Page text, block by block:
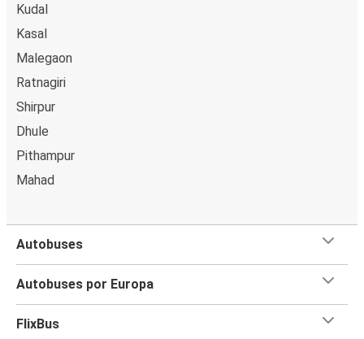
Kudal
Kasal
Malegaon
Ratnagiri
Shirpur
Dhule
Pithampur
Mahad
Autobuses
Autobuses por Europa
FlixBus